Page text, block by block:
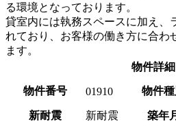
る環境となっております。
貸室内には執務スペースに加え、
れており、お客様の働き方に合わ
ます。
物件詳細
物件番号 01910 物件種
新耐震
新耐震 築年